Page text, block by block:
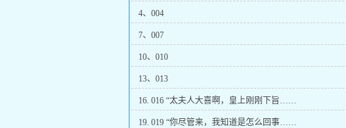
4、004
7、007
10、010
13、013
16. 016 “太夫人大喜啊，皇上刚刚下旨……
19. 019 “你尽管来，我知道是怎么回事……